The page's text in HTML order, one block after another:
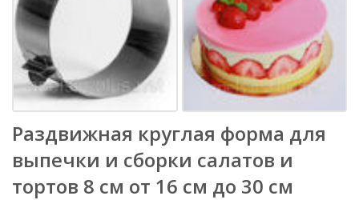
Раздвижная круглая форма для
выпечки и сборки салатов и
тортов 8 см от 16 см до 30 см